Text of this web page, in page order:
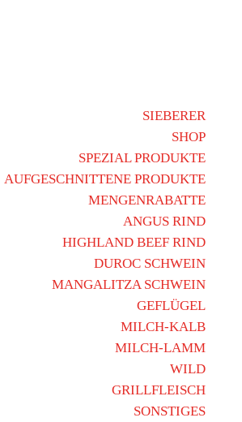
SIEBERER
SHOP
SPEZIAL PRODUKTE
AUFGESCHNITTENE PRODUKTE
MENGENRABATTE
ANGUS RIND
HIGHLAND BEEF RIND
DUROC SCHWEIN
MANGALITZA SCHWEIN
GEFLÜGEL
MILCH-KALB
MILCH-LAMM
WILD
GRILLFLEISCH
SONSTIGES